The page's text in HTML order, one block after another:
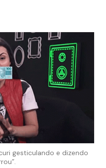
gesticulando e dizendo